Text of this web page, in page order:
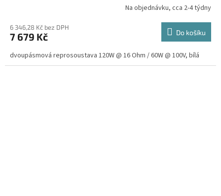
Na objednávku, cca 2-4 týdny
6 346,28 Kč bez DPH
7 679 Kč Do košíku
dvoupásmová reprosoustava 120W @ 16 Ohm / 60W @ 100V, bílá